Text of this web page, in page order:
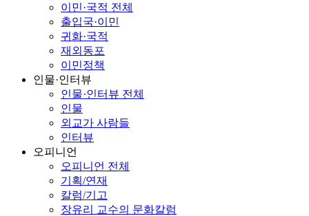
이민·국적 전체
출입국·이민
귀화·국적
재외동포
이민정책
인물·인터뷰
인물·인터뷰 전체
인물
외교가 사람들
인터뷰
오피니언
오피니언 전체
기획/연재
칼럼/기고
장유리 교수의 문화칼럼